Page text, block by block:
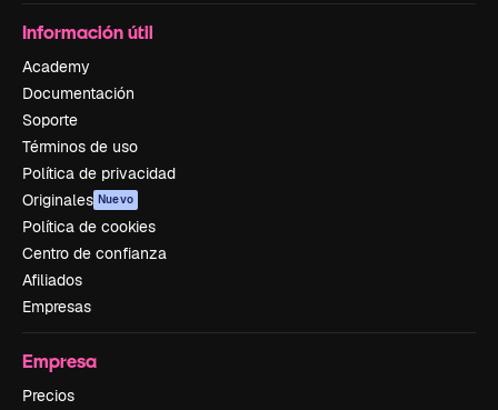
Información útil
Academy
Documentación
Soporte
Términos de uso
Política de privacidad
Originales Nuevo
Política de cookies
Centro de confianza
Afiliados
Empresas
Empresa
Precios